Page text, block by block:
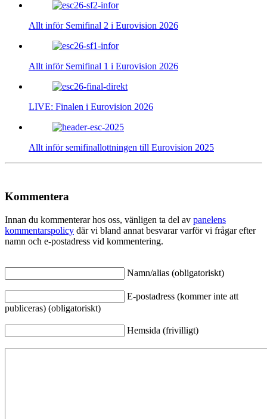
Allt inför Semifinal 2 i Eurovision 2026
Allt inför Semifinal 1 i Eurovision 2026
LIVE: Finalen i Eurovision 2026
Allt inför semifinallottningen till Eurovision 2025
Kommentera
Innan du kommenterar hos oss, vänligen ta del av panelens
kommentarspolicy där vi bland annat besvarar varför vi frågar efter
namn och e-postadress vid kommentering.
Namn/alias (obligatoriskt)
E-postadress (kommer inte att
publiceras) (obligatoriskt)
Hemsida (frivilligt)